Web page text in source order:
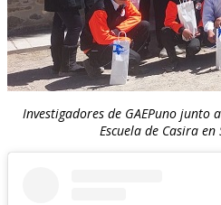
Investigadores de GAEPuno junto
Escuela de Casira